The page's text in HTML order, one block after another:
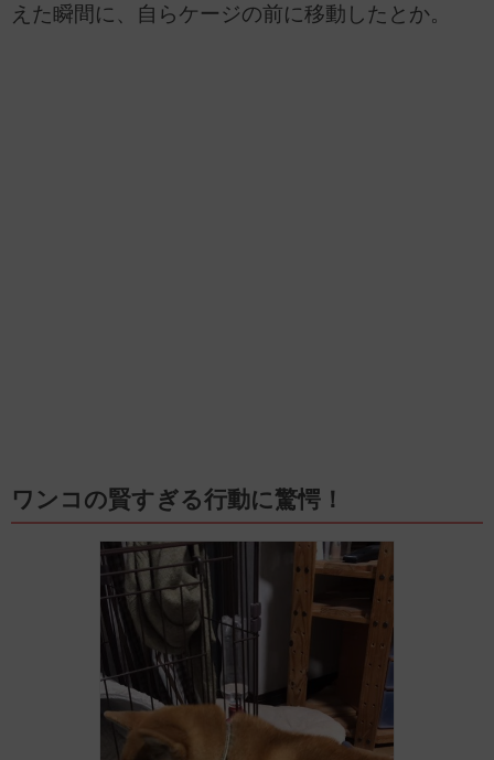
えた瞬間に、自らケージの前に移動したとか。
ワンコの賢すぎる行動に驚愕！